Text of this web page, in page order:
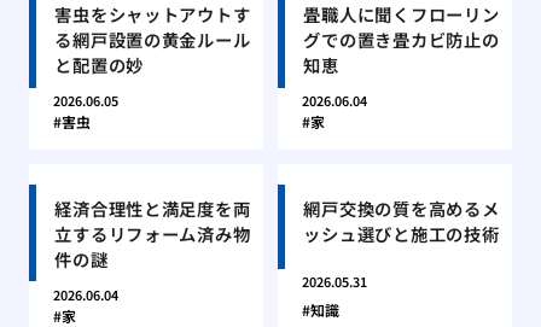
害虫をシャットアウトす
る網戸設置の黄金ルール
と配置の妙
2026.06.05
害虫
畳職人に聞くフローリン
グでの置き畳カビ防止の
知恵
2026.06.04
家
経済合理性と満足度を両
立するリフォーム済み物
件の謎
2026.06.04
家
網戸交換の質を高めるメ
ッシュ選びと施工の技術
2026.05.31
知識